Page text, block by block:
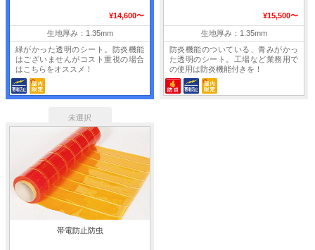
¥14,600〜
生地厚み：1.35mm
緑がかった透明のシート。防炎機能
はございませんがコスト重視の場合
はこちらをオススメ！
¥15,500〜
生地厚み：1.35mm
防炎機能のついている、青みがかっ
た透明のシート。工場など業務用で
の使用は防炎機能付きを！
帯電防止防虫